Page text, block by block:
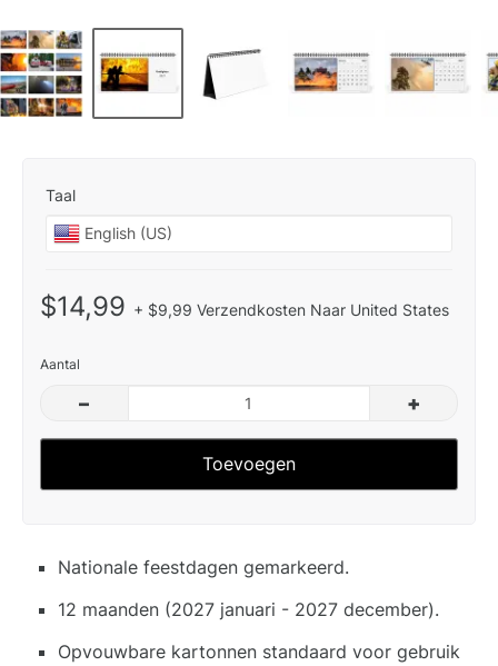
Taal
$14,99 + $9,99 Verzendkosten Naar United States
Aantal
– +
Toevoegen
Nationale feestdagen gemarkeerd.
12 maanden (2027 januari - 2027 december).
Opvouwbare kartonnen standaard voor gebruik